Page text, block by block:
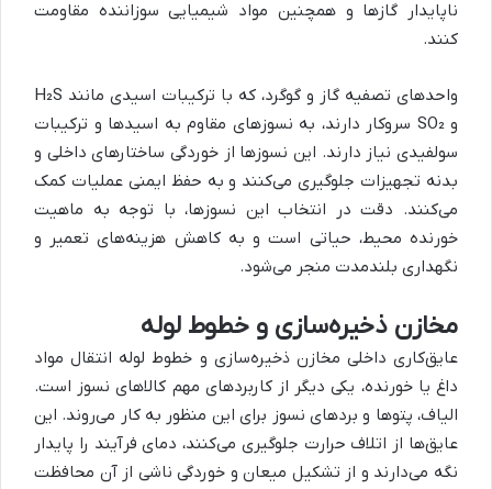
ناپایدار گازها و همچنین مواد شیمیایی سوزاننده مقاومت
کنند.
واحدهای تصفیه گاز و گوگرد، که با ترکیبات اسیدی مانند H₂S
و SO₂ سروکار دارند، به نسوزهای مقاوم به اسیدها و ترکیبات
سولفیدی نیاز دارند. این نسوزها از خوردگی ساختارهای داخلی و
بدنه تجهیزات جلوگیری می‌کنند و به حفظ ایمنی عملیات کمک
می‌کنند. دقت در انتخاب این نسوزها، با توجه به ماهیت
خورنده محیط، حیاتی است و به کاهش هزینه‌های تعمیر و
نگهداری بلندمدت منجر می‌شود.
مخازن ذخیره‌سازی و خطوط لوله
عایق‌کاری داخلی مخازن ذخیره‌سازی و خطوط لوله انتقال مواد
داغ یا خورنده، یکی دیگر از کاربردهای مهم کالاهای نسوز است.
الیاف، پتوها و بردهای نسوز برای این منظور به کار می‌روند. این
عایق‌ها از اتلاف حرارت جلوگیری می‌کنند، دمای فرآیند را پایدار
نگه می‌دارند و از تشکیل میعان و خوردگی ناشی از آن محافظت